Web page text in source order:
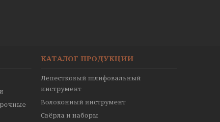
КАТАЛОГ ПРОДУКЦИИ
Лепестковый шлифовальный
инструмент
Волоконный инструмент
Свёрла и наборы